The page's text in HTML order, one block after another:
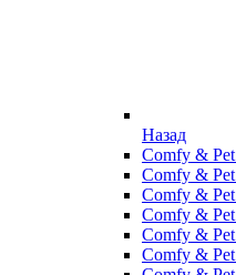
Назад
Comfy &
Comfy &
Comfy &
Comfy &
Comfy &
Comfy &